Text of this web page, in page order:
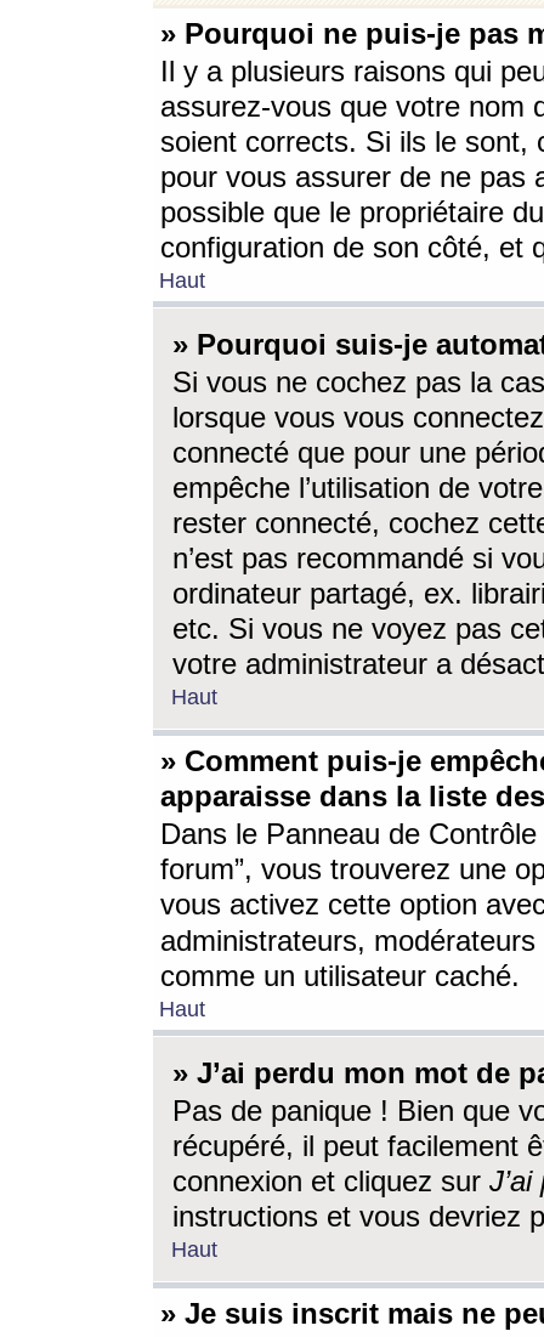
» Pourquoi ne puis-je pas
Il y a plusieurs raisons qui
assurez-vous que votre nom
soient corrects. Si ils le sont,
pour vous assurer de ne pas
possible que le propriétaire
configuration de son côté, et
Haut
» Pourquoi suis-je
Si vous ne cochez pas la
lorsque vous vous
connecté que pour une
empêche l’utilisation de
rester connecté, cochez
n’est pas recommandé si
ordinateur partagé, ex.
etc. Si vous ne voyez pas
votre administrateur a
Haut
» Comment puis-je
apparaisse dans la liste
Dans le Panneau de
forum”, vous trouverez une
vous activez cette option
administrateurs,
comme un utilisateur caché.
Haut
» J’ai perdu mon mot de
Pas de panique ! Bien que
récupéré, il peut facilement
connexion et cliquez sur
instructions et vous devriez
Haut
» Je suis inscrit mais ne